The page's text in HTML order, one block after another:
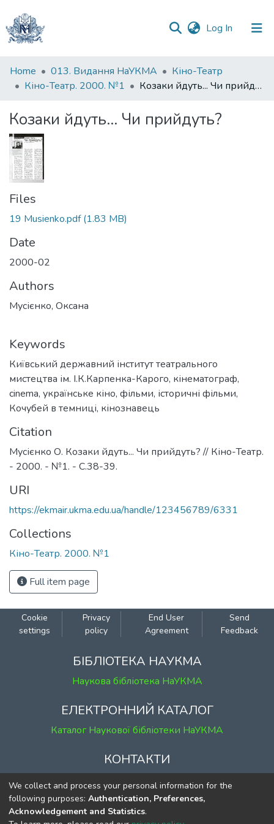
Log In (current)
Communities
&
All of DSpace
Statistics
Home 013. Видання НаУКМА
Кіно-Театр
Кіно-Театр. 2000. №1
Козаки йдуть... Чи прийдуть?
Козаки йдуть... Чи прийдуть?
Files
19 Musienko.pdf(1.83 MB)
Date
2000-02
Authors
Мусієнко, Оксана
Keywords
Київський державний інститут театрального
мистецтва ім. І.К.Карпенка-Карого, кінематограф,
cinema, українське кіно, фільми, історичні фільми,
Кочубей в темниці, кінознавець
Citation
Мусієнко О. Козаки йдуть... Чи прийдуть? // Кіно-Театр.
- 2000. - №1. - С.38-39.
URI
https://ekmair.ukma.edu.ua/handle/123456789/6331
Collections
Кіно-Театр. 2000. №1
Full item page
Cookie
settings
Privacy
policy
End User
Agreement
Send
Feedback
БІБЛІОТЕКА НАУКМА
Наукова бібліотека НаУКМА
ЕЛЕКТРОННИЙ КАТАЛОГ
Каталог Наукової бібліотеки НаУКМА
КОНТАКТИ
м. Київ, вул. Григорія Сковороди, 2
к. 1, к. 120
тел. (044) 463-69-31
We collect and process your personal information for the
following purposes: Authentication, Preferences,
Acknowledgement and Statistics.